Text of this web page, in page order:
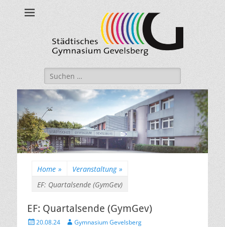
Städtisches
Gymnasium
Gevelsberg
Suche
nach:
Home » Veranstaltung »
EF: Quartalsende (GymGev)
EF: Quartalsende (GymGev)
Veröffentlicht
20.08.24 AutorGymnasium Gevelsberg